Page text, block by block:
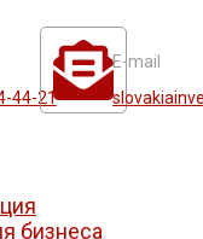
44-21
E-mail
бизнеса